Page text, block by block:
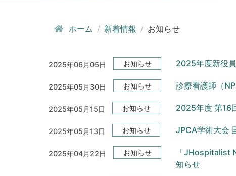
ホーム 新着情報 お知らせ
2025年06月05日 お知らせ 2025年度新役
2025年05月30日 お知らせ 診療看護師（
2025年05月15日 お知らせ 2025年度 第16
2025年05月13日 お知らせ JPCA学術大会
2025年04月22日 お知らせ
「JHospitalist
知らせ